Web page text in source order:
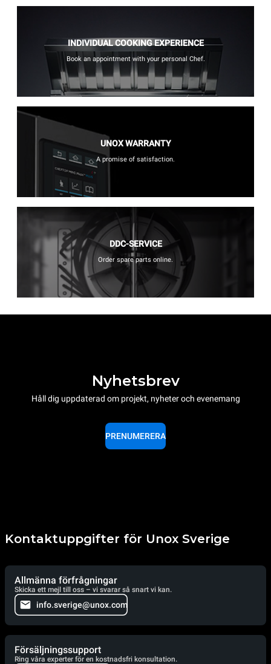
INDIVIDUAL COOKING EXPERIENCE
Book an appointment with your personal Chef.
UNOX WARRANTY
A promise of satisfaction.
DDC-SERVICE
Order spare parts online.
Nyhetsbrev
Håll dig uppdaterad om projekt, nyheter och evenemang
PRENUMERERA
Kontaktuppgifter för Unox Sverige
Allmänna förfrågningar
Skicka ett mejl till oss – vi svarar så snart vi kan.
info.sverige@unox.com
Försäljningssupport
Ring våra experter för en kostnadsfri konsultation.